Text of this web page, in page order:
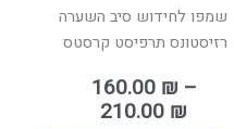
שמפו לחידוש סיב השערה
רזיסטונס תרפיסט קרסטס
160.00 ₪ –
210.00 ₪